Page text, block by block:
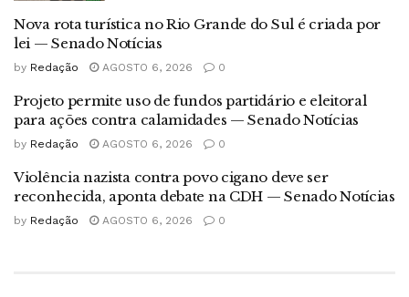
Nova rota turística no Rio Grande do Sul é criada por
lei — Senado Notícias
by Redação AGOSTO 6, 2026 0
Projeto permite uso de fundos partidário e eleitoral
para ações contra calamidades — Senado Notícias
by Redação AGOSTO 6, 2026 0
Violência nazista contra povo cigano deve ser
reconhecida, aponta debate na CDH — Senado Notícias
by Redação AGOSTO 6, 2026 0